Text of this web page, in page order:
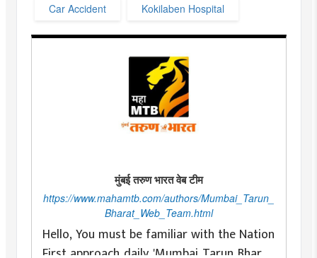
Car Accident Kokilaben Hospital
मुंबई तरुण भारत वेब टीम
https://www.mahamtb.com/authors/Mumbai_Tarun_
Bharat_Web_Team.html
Hello, You must be familiar with the Nation
First approach daily 'Mumbai Tarun Bharat'